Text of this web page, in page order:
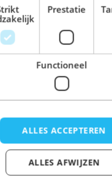
ook
We
Prestatie
Functioneel
ALLES ACCEPTEREN
ALLES AFWIJZEN
Inschrijven